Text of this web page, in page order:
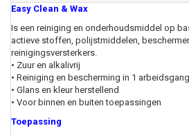
Easy Clean & Wax
Is een reiniging en onderhoudsmiddel op
actieve stoffen, polijstmiddelen,
reinigingsversterkers.
• Zuur en alkalivrij
• Reiniging en bescherming in 1 arbeidsgang
• Glans en kleur herstellend
• Voor binnen en buiten toepassingen
Toepassing